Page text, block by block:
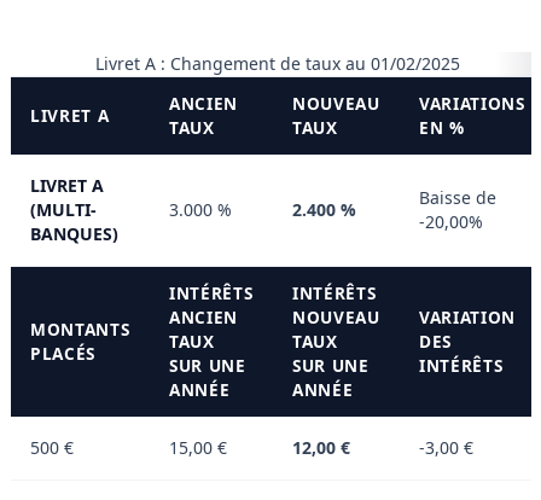
Livret A : Changement de taux au 01/02/2025
LIVRET A
ANCIEN
TAUX
NOUVEAU
TAUX
VARIATIONS
EN %
LIVRET A
(MULTI-
BANQUES)
3.000 % 2.400 %
Baisse de
-20,00%
MONTANTS
PLACÉS
INTÉRÊTS
ANCIEN
TAUX
SUR UNE
ANNÉE
INTÉRÊTS
NOUVEAU
TAUX
SUR UNE
ANNÉE
VARIATION
DES
INTÉRÊTS
500 € 15,00 € 12,00 € -3,00 €